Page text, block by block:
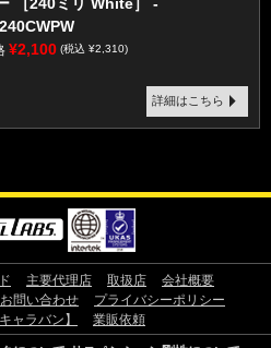
［240ミリ White］ -
¥2,100 (税込 ¥2,310)
詳細はこちら
主要代理店 取扱店
会社概要
お問い合わせ
プライバシーポリシー
ャラバン】
業販依頼